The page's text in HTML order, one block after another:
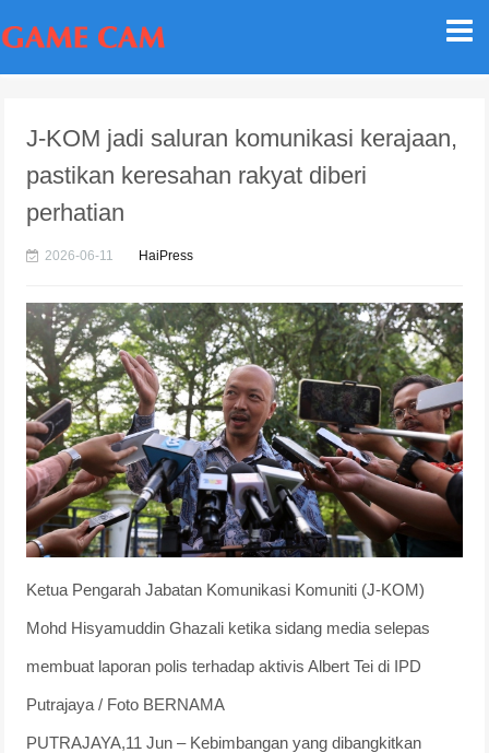
J-KOM jadi saluran komunikasi kerajaan,
pastikan keresahan rakyat diberi
perhatian
2026-06-11 HaiPress
Ketua Pengarah Jabatan Komunikasi Komuniti (J-KOM)
Mohd Hisyamuddin Ghazali ketika sidang media selepas
membuat laporan polis terhadap aktivis Albert Tei di IPD
Putrajaya / Foto BERNAMA
PUTRAJAYA,11 Jun – Kebimbangan yang dibangkitkan